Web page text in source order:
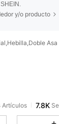
y/o producto
Asa
1 día